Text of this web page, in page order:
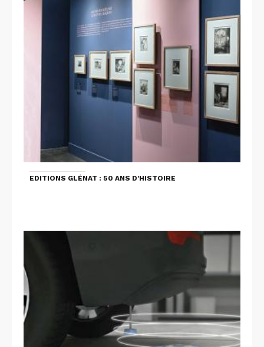
EDITIONS GLÉNAT : 50 ANS D'HISTOIRE